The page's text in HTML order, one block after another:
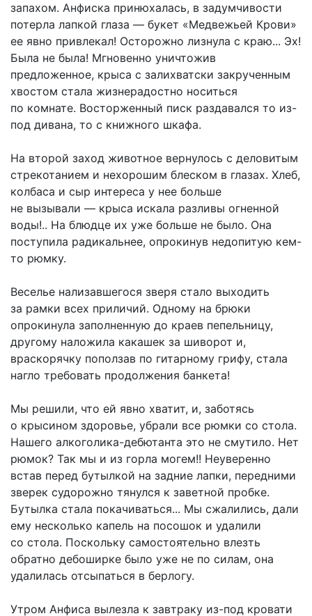
запахом. Анфиска принюхалась, в задумчивости
потерла лапкой глаза — букет «Медвежьей Крови»
ее явно привлекал! Осторожно лизнула с краю... Эх!
Была не была! Мгновенно уничтожив
предложенное, крыса с залихватски закрученным
хвостом стала жизнерадостно носиться
по комнате. Восторженный писк раздавался то из-
под дивана, то с книжного шкафа.
На второй заход животное вернулось с деловитым
стрекотанием и нехорошим блеском в глазах. Хлеб,
колбаса и сыр интереса у нее больше
не вызывали — крыса искала разливы огненной
воды!.. На блюдце их уже больше не было. Она
поступила радикальнее, опрокинув недопитую кем-
то рюмку.
Веселье нализавшегося зверя стало выходить
за рамки всех приличий. Одному на брюки
опрокинула заполненную до краев пепельницу,
другому наложила какашек за шиворот и,
враскорячку поползав по гитарному грифу, стала
нагло требовать продолжения банкета!
Мы решили, что ей явно хватит, и, заботясь
о крысином здоровье, убрали все рюмки со стола.
Нашего алкоголика-дебютанта это не смутило. Нет
рюмок? Так мы и из горла могем!! Неуверенно
встав перед бутылкой на задние лапки, передними
зверек судорожно тянулся к заветной пробке.
Бутылка стала покачиваться... Мы сжалились, дали
ему несколько капель на посошок и удалили
со стола. Поскольку самостоятельно влезть
обратно дебоширке было уже не по силам, она
удалилась отсыпаться в берлогу.
Утром Анфиса вылезла к завтраку из-под кровати